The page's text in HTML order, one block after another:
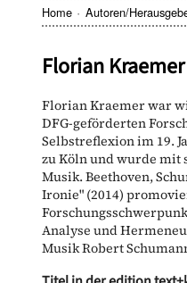
Home Autoren/
Florian Kraemer
Florian Kraemer war
DFG-geförderten
Selbstreflexion im 19.
zu Köln und wurde mit
Musik. Beethoven,
Ironie" (2014)
Analyse und
Musik Robert